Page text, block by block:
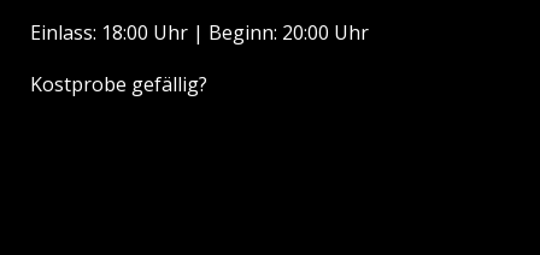
Einlass: 18:00 Uhr | Beginn: 20:00 Uhr
Kostprobe gefällig?